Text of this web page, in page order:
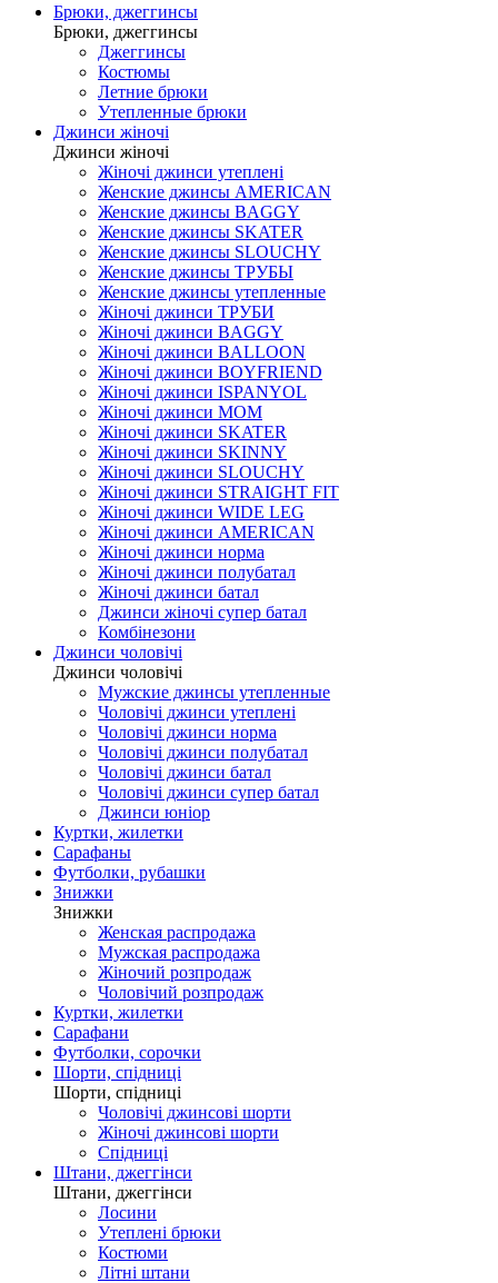
Брюки, джеггинсы
Брюки, джеггинсы
Джеггинсы
Костюмы
Летние брюки
Утепленные брюки
Джинси жіночі
Джинси жіночі
Жіночі джинси утеплені
Женские джинсы AMERICAN
Женские джинсы BAGGY
Женские джинсы SKATER
Женские джинсы SLOUCHY
Женские джинсы ТРУБЫ
Женские джинсы утепленные
Жіночі джинси ТРУБИ
Жіночі джинси BAGGY
Жіночі джинси BALLOON
Жіночі джинси BOYFRIEND
Жіночі джинси ISPANYOL
Жіночі джинси МОМ
Жіночі джинси SKATER
Жіночі джинси SKINNY
Жіночі джинси SLOUCHY
Жіночі джинси STRAIGHT FIT
Жіночі джинси WIDE LEG
Жіночі джинси AMERICAN
Жіночі джинси норма
Жіночі джинси полубатал
Жіночі джинси батал
Джинси жіночі супер батал
Комбінезони
Джинси чоловічі
Джинси чоловічі
Мужские джинсы утепленные
Чоловічі джинси утеплені
Чоловічі джинси норма
Чоловічі джинси полубатал
Чоловічі джинси батал
Чоловічі джинси супер батал
Джинси юніор
Куртки, жилетки
Сарафаны
Футболки, рубашки
Знижки
Знижки
Женская распродажа
Мужская распродажа
Жіночий розпродаж
Чоловічий розпродаж
Куртки, жилетки
Сарафани
Футболки, сорочки
Шорти, спідниці
Шорти, спідниці
Чоловічі джинсові шорти
Жіночі джинсові шорти
Спідниці
Штани, джеггінси
Штани, джеггінси
Лосини
Утеплені брюки
Костюми
Літні штани